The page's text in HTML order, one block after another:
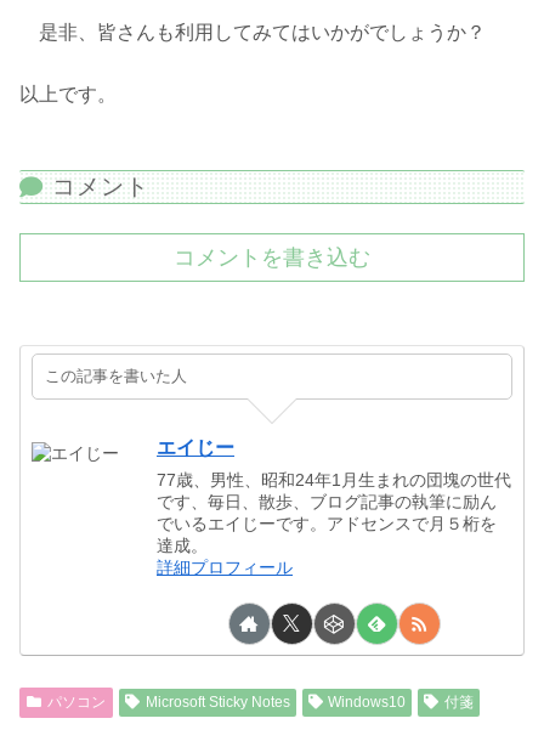
是非、皆さんも利用してみてはいかがでしょうか？
以上です。
コメント
コメントを書き込む
この記事を書いた人
エイじー
77歳、男性、昭和24年1月生まれの団塊の世代
です、毎日、散歩、ブログ記事の執筆に励ん
でいるエイじーです。アドセンスで月５桁を
達成。
詳細プロフィール
パソコン Microsoft Sticky Notes Windows10 付箋